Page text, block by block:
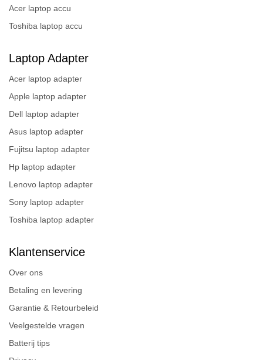
Acer laptop accu
Toshiba laptop accu
Laptop Adapter
Acer laptop adapter
Apple laptop adapter
Dell laptop adapter
Asus laptop adapter
Fujitsu laptop adapter
Hp laptop adapter
Lenovo laptop adapter
Sony laptop adapter
Toshiba laptop adapter
Klantenservice
Over ons
Betaling en levering
Garantie & Retourbeleid
Veelgestelde vragen
Batterij tips